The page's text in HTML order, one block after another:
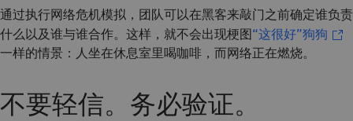
通过执行网络危机模拟，团队可以在黑客来敲门之前确定谁负责
什么以及谁与谁合作。这样，就不会出现梗图“这很好”狗狗
一样的情景：人坐在休息室里喝咖啡，而网络正在燃烧。
不要轻信。务必验证。